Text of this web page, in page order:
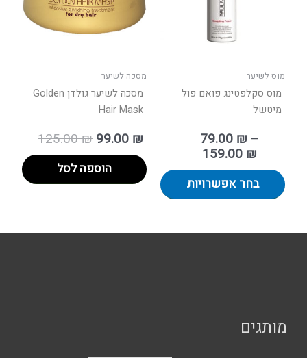
מוס לשיער
מוס סקלפטינג פואם פול
מיטשל
79.00 ₪ –
159.00 ₪
בחר אפשרויות
לבחור
בעמוד
המוצר
מסכה לשיער
מסכה לשיער גולדן Golden
Hair Mask
125.00₪99.00 ₪
הוספה לסל
מותגים